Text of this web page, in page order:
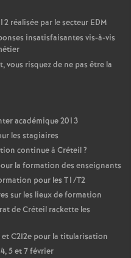
réalisée par le secteur EDM
insatisfaisantes vis-à-vis
vous risquez de ne pas être la
académique 2013
les stagiaires
continue à Créteil?
la formation des enseignants
pour les T1/T2
sur les lieux de formation
de Créteil rackette les
et C2I2e pour la titularisation
5 et 7 février